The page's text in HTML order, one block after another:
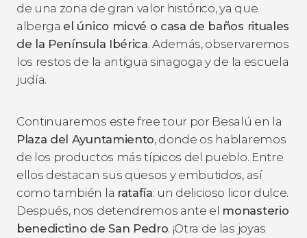
de una zona de gran valor histórico, ya que
alberga el único micvé o casa de baños rituales
de la Península Ibérica. Además, observaremos
los restos de la antigua sinagoga y de la escuela
judía.
Continuaremos este free tour por Besalú en la
Plaza del Ayuntamiento, donde os hablaremos
de los productos más típicos del pueblo. Entre
ellos destacan sus quesos y embutidos, así
como también la ratafía: un delicioso licor dulce.
Después, nos detendremos ante el monasterio
benedictino de San Pedro. ¡Otra de las joyas